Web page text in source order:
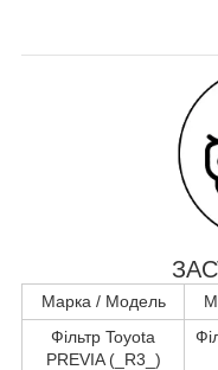
Марка / Модель
Фільтр Toyota
PREVIA (_R3_)